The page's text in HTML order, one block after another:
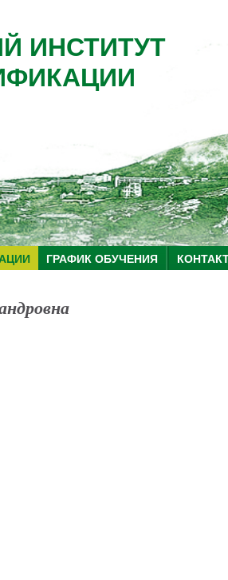
ИНСТИТУТ
ГРАФИК ОБУЧЕНИЯ